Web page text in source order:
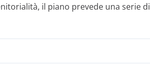
il piano prevede una serie di